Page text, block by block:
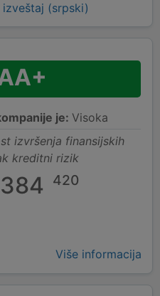
izveštaj (srpski)
je: Visoka
izvršenja finansijskih
kreditni rizik
384 420
Više informacija